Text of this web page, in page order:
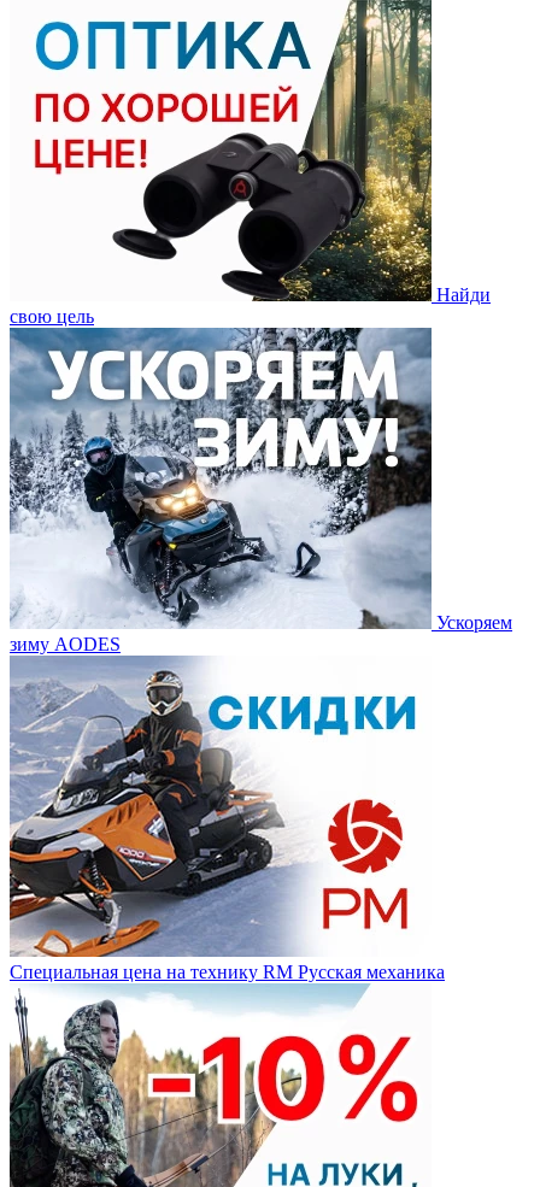
Найди
свою цель
Ускоряем
зиму AODES
Специальная цена на технику RM Русская механика